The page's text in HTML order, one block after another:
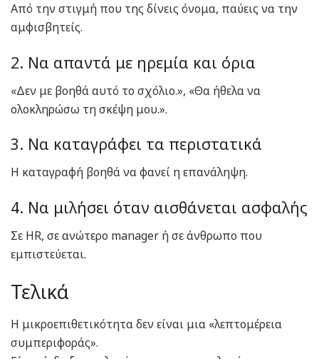
Από την στιγμή που της δίνεις όνομα, παύεις να την
αμφισβητείς.
2. Να απαντά με ηρεμία και όρια
«Δεν με βοηθά αυτό το σχόλιο.», «Θα ήθελα να
ολοκληρώσω τη σκέψη μου.».
3. Να καταγράφει τα περιστατικά
Η καταγραφή βοηθά να φανεί η επανάληψη.
4. Να μιλήσει όταν αισθάνεται ασφαλής
Σε HR, σε ανώτερο manager ή σε άνθρωπο που
εμπιστεύεται.
Τελικά
Η μικροεπιθετικότητα δεν είναι μια «λεπτομέρεια
συμπεριφοράς».